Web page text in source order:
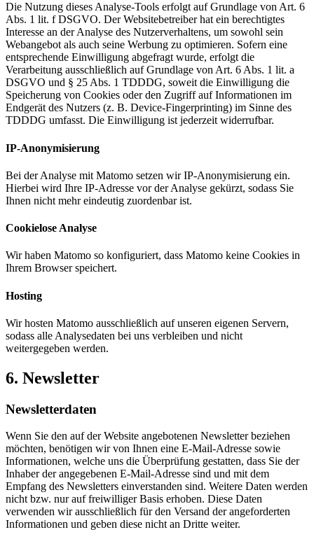
Die Nutzung dieses Analyse-Tools erfolgt auf Grundlage von Art. 6
Abs. 1 lit. f DSGVO. Der Websitebetreiber hat ein berechtigtes
Interesse an der Analyse des Nutzerverhaltens, um sowohl sein
Webangebot als auch seine Werbung zu optimieren. Sofern eine
entsprechende Einwilligung abgefragt wurde, erfolgt die
Verarbeitung ausschließlich auf Grundlage von Art. 6 Abs. 1 lit. a
DSGVO und § 25 Abs. 1 TDDDG, soweit die Einwilligung die
Speicherung von Cookies oder den Zugriff auf Informationen im
Endgerät des Nutzers (z. B. Device-Fingerprinting) im Sinne des
TDDDG umfasst. Die Einwilligung ist jederzeit widerrufbar.
IP-Anonymisierung
Bei der Analyse mit Matomo setzen wir IP-Anonymisierung ein.
Hierbei wird Ihre IP-Adresse vor der Analyse gekürzt, sodass Sie
Ihnen nicht mehr eindeutig zuordenbar ist.
Cookielose Analyse
Wir haben Matomo so konfiguriert, dass Matomo keine Cookies in
Ihrem Browser speichert.
Hosting
Wir hosten Matomo ausschließlich auf unseren eigenen Servern,
sodass alle Analysedaten bei uns verbleiben und nicht
weitergegeben werden.
6. Newsletter
Newsletter­daten
Wenn Sie den auf der Website angebotenen Newsletter beziehen
möchten, benötigen wir von Ihnen eine E-Mail-Adresse sowie
Informationen, welche uns die Überprüfung gestatten, dass Sie der
Inhaber der angegebenen E-Mail-Adresse sind und mit dem
Empfang des Newsletters einverstanden sind. Weitere Daten werden
nicht bzw. nur auf freiwilliger Basis erhoben. Diese Daten
verwenden wir ausschließlich für den Versand der angeforderten
Informationen und geben diese nicht an Dritte weiter.